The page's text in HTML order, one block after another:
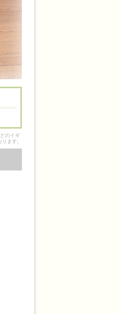
のイギ
ます。